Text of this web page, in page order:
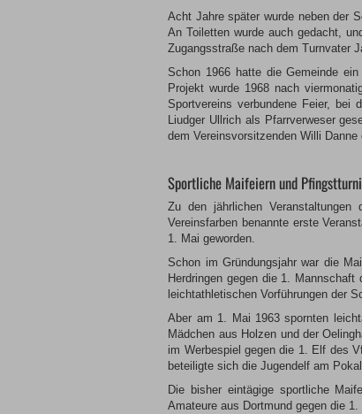
Acht Jahre später wurde neben der
An Toiletten wurde auch gedacht,
Zugangsstraße nach dem Turnvater
Schon 1966 hatte die Gemeinde
Projekt wurde 1968 nach
Sportvereins verbundene Feier, bei
Liudger Ullrich als Pfarrverweser
dem Vereinsvorsitzenden Willi
Sportliche Maifeiern und
Zu den jährlichen
Vereinsfarben benannte erste
1. Mai geworden.
Schon im Gründungsjahr war die
Herdringen gegen die 1.
leichtathletischen Vorführungen der
Aber am 1. Mai 1963 spornten
Mädchen aus Holzen und der
im Werbespiel gegen die 1. Elf des
beteiligte sich die Jugendelf am
Die bisher eintägige sportliche
Amateure aus Dortmund gegen die